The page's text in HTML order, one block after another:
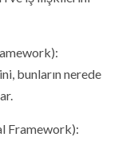
bunların nerede